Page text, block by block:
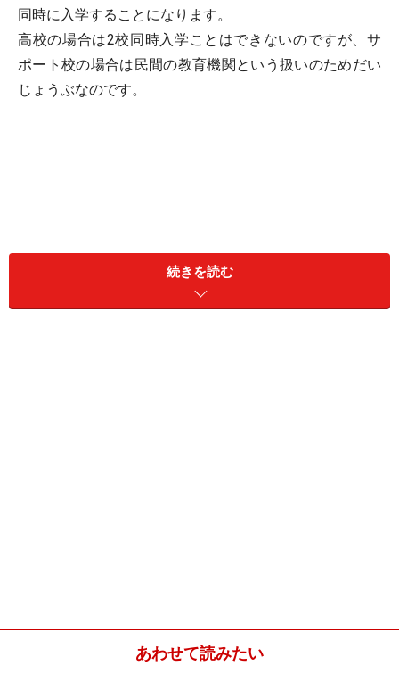
同時に入学することになります。
高校の場合は2校同時入学ことはできないのですが、サ
ポート校の場合は民間の教育機関という扱いのためだい
じょうぶなのです。
通信制高校を卒業するためのハードルは、レポートをし
続きを読む
あわせて読みたい